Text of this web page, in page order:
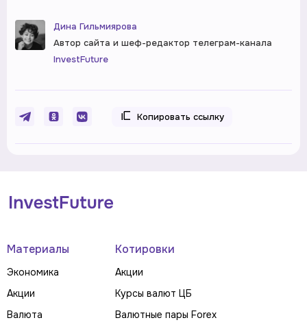
Дина Гильмиярова
Автор сайта и шеф-редактор телеграм-канала
InvestFuture
Копировать ссылку
Материалы
Экономика
Акции
Валюта
Котировки
Акции
Курсы валют ЦБ
Валютные пары Forex